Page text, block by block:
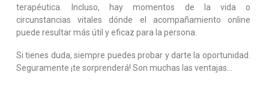
terapéutica. Incluso, hay momentos de la vida o
circunstancias vitales dónde el acompañamiento online
puede resultar más útil y eficaz para la persona.
Si tienes duda, siempre puedes probar y darte la oportunidad.
Seguramente ¡te sorprenderá! Son muchas las ventajas…